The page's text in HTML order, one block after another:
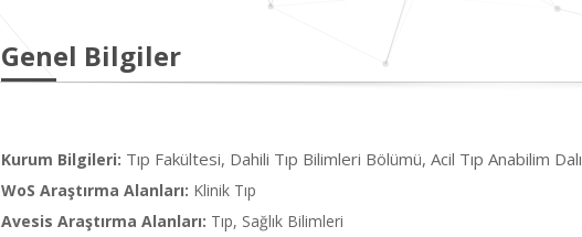
Genel Bilgiler
Kurum Bilgileri: Tıp Fakültesi, Dahili Tıp Bilimleri Bölümü, Acil Tıp Anabilim Dalı
WoS Araştırma Alanları: Klinik Tıp
Avesis Araştırma Alanları: Tıp, Sağlık Bilimleri